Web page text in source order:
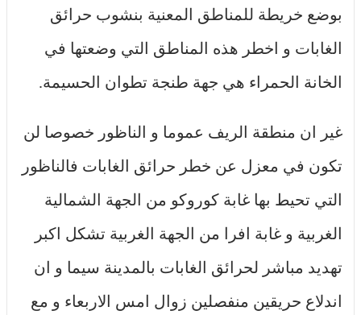
بوضع خريطة للمناطق المعنية بنشوب حرائق
الغابات و اخطر هذه المناطق التي وضعتها في
الخانة الحمراء هي جهة طنجة تطوان الحسيمة.
غير ان منطقة الريف عموما و الناظور خصوصا لن
تكون في معزل عن خطر حرائق الغابات فالناظور
التي تحيط بها غابة كوروكو من الجهة الشمالية
الغربية و غابة افرا من الجهة الغربية تشكل اكبر
تهديد مباشر لحرائق الغابات بالمدينة سيما و ان
اندلاع حريقين منفصلين زوال امس الاربعاء و مع